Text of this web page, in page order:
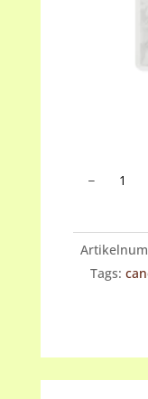
Seashells
aantal
Tags: